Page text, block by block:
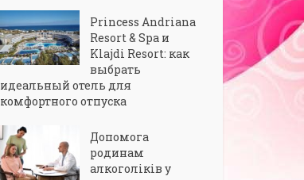
Princess Andriana
Resort & Spa и
Klajdi Resort: как
выбрать
идеальный отель для
комфортного отпуска
Допомога
родинам
алкоголіків у